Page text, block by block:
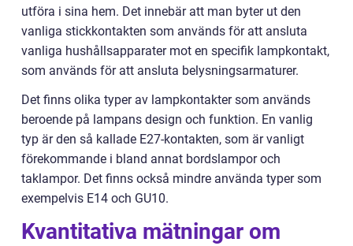
utföra i sina hem. Det innebär att man byter ut den
vanliga stickkontakten som används för att ansluta
vanliga hushållsapparater mot en specifik lampkontakt,
som används för att ansluta belysningsarmaturer.
Det finns olika typer av lampkontakter som används
beroende på lampans design och funktion. En vanlig
typ är den så kallade E27-kontakten, som är vanligt
förekommande i bland annat bordslampor och
taklampor. Det finns också mindre använda typer som
exempelvis E14 och GU10.
Kvantitativa mätningar om